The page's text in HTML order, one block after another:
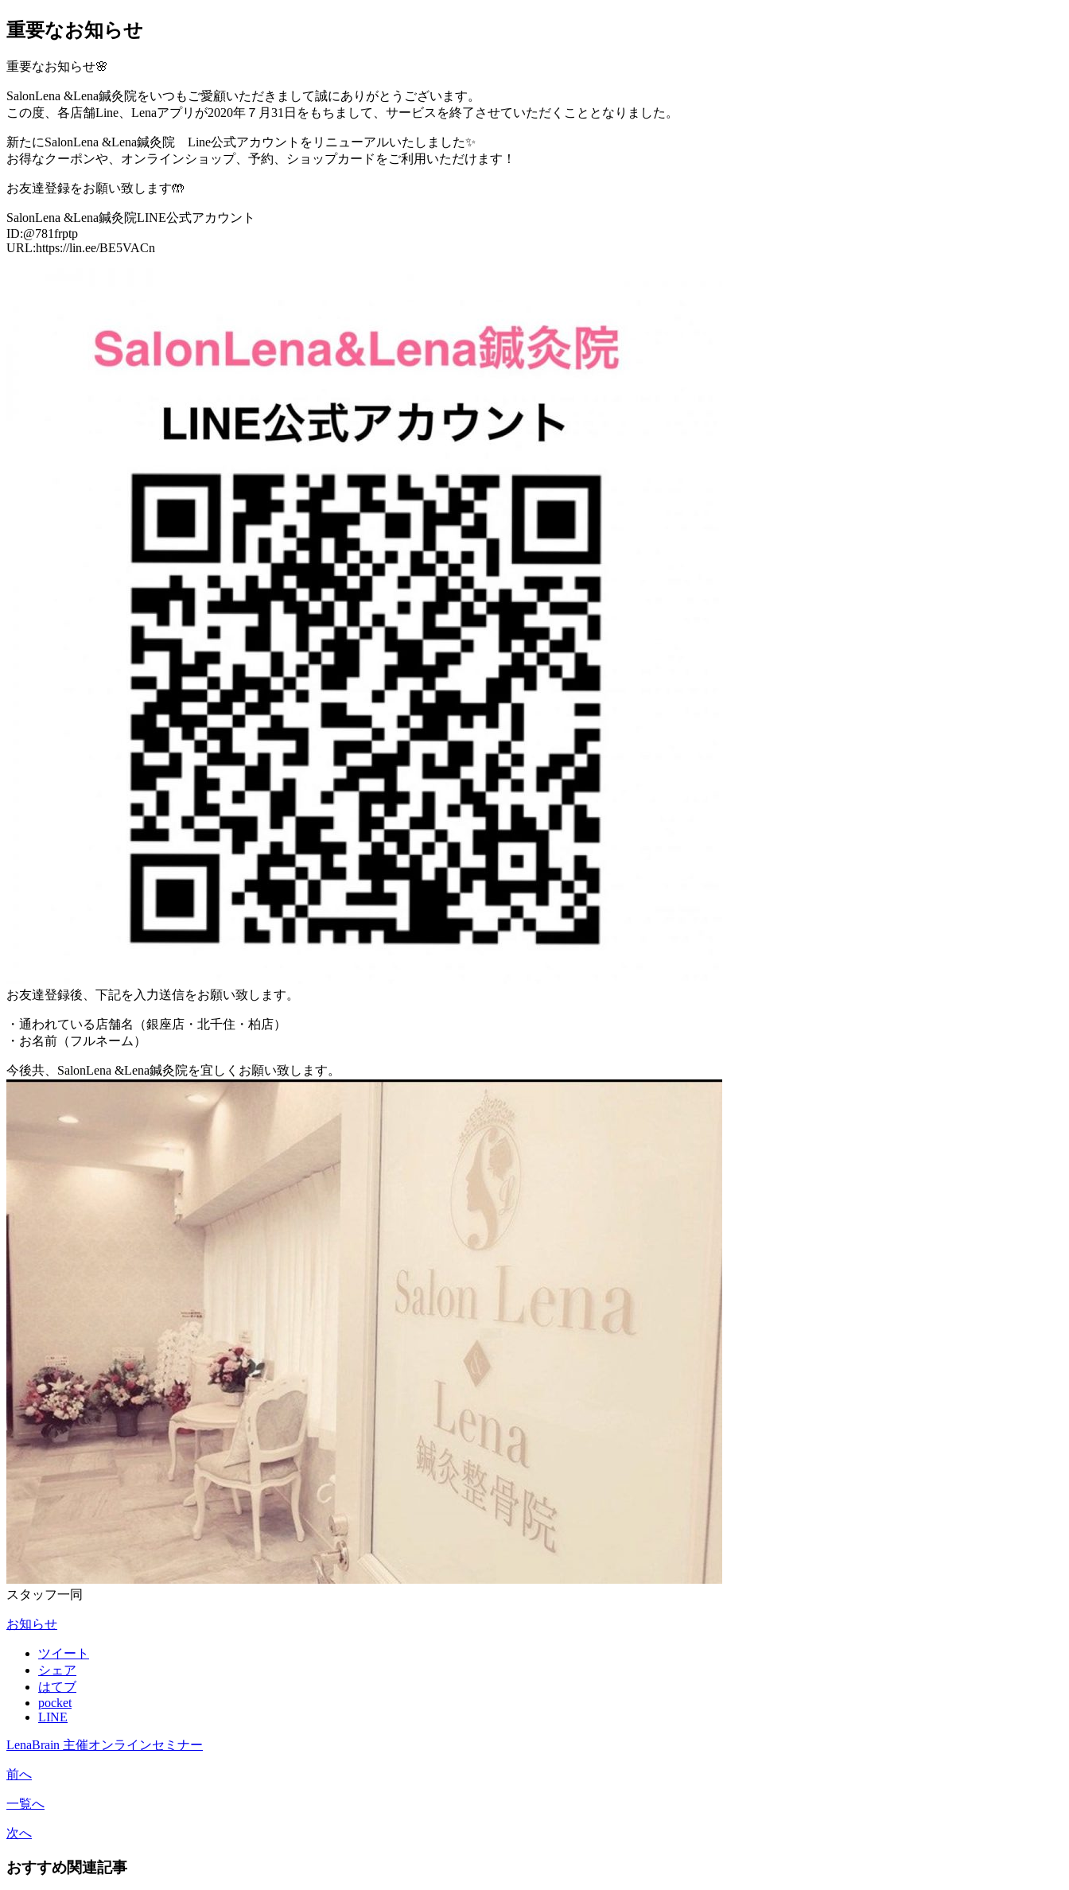
重要なお知らせ
重要なお知らせ🌸
SalonLena &Lena鍼灸院をいつもご愛顧いただきまして誠にありがとうございます。
この度、各店舗Line、Lenaアプリが2020年７月31日をもちまして、サービスを終了させていただくこととなりました。
新たにSalonLena &Lena鍼灸院 Line公式アカウントをリニューアルいたしました✨
お得なクーポンや、オンラインショップ、予約、ショップカードをご利用いただけます！
お友達登録をお願い致します🤲
SalonLena &Lena鍼灸院LINE公式アカウント
ID:@781frptp
URL:https://lin.ee/BE5VACn
お友達登録後、下記を入力送信をお願い致します。
・通われている店舗名（銀座店・北千住・柏店）
・お名前（フルネーム）
今後共、SalonLena &Lena鍼灸院を宜しくお願い致します。
スタッフ一同
お知らせ
ツイート
シェア
はてブ
pocket
LINE
LenaBrain 主催オンラインセミナー
前へ
一覧へ
次へ
おすすめ関連記事